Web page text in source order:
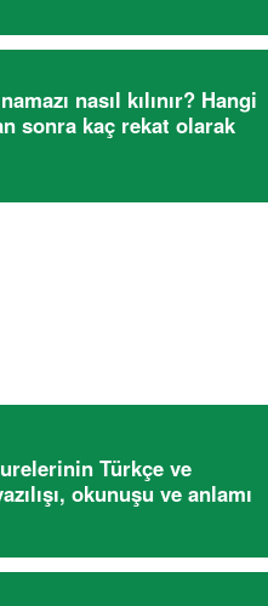
nasıl kılınır? Hangi
sonra kaç rekat olarak
Türkçe ve
okunuşu ve anlamı